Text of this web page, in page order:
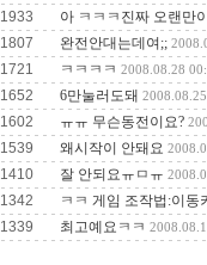
1933
아 ㅋㅋㅋ진짜 오랜만
1807
완전안대는데여;;
1721 ㅋㅋㅋㅋ 2008.08.28
1652 6만눌러도돼
1602 ㅠㅠ 무슨동전이요?
1539 왜시작이 안돼요
1410 잘 안되요ㅠㅁㅠ
1342
ㅋㅋ 게임 조작법:이
1339
최고예요ㅋㅋ